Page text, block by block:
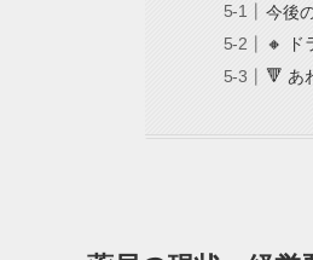
今後
🔸 ド
🔻 あ